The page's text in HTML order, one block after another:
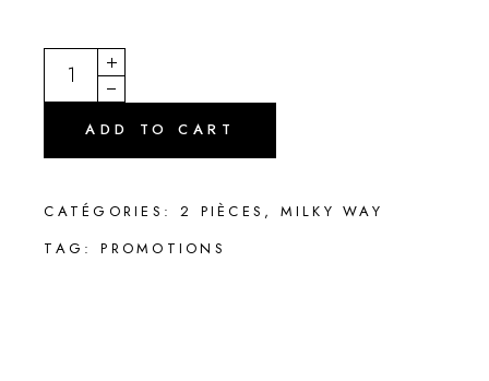
DUKATO quantity
ADD TO CART
CATÉGORIES: 2 PIÈCES , MILKY WAY
TAG:
PROMOTIONS